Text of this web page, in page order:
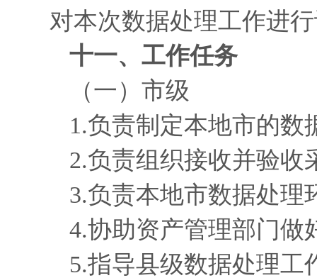
对本次数据处理工作进
十一、工作任务
（一）市级
1.负责制定本地市的数
2.负责组织接收并验收
3.负责本地市数据处理
4.协助资产管理部门做
5.指导县级数据处理工